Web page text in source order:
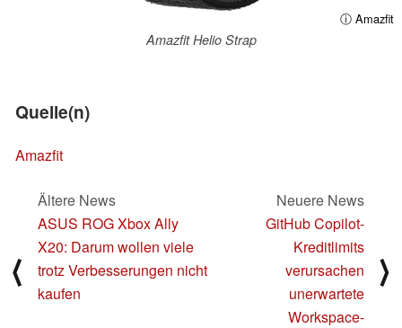
ⓘ Amazfit
Amazfit Helio Strap
Quelle(n)
Amazfit
⟨
Ältere News
ASUS ROG Xbox Ally
X20: Darum wollen viele
trotz Verbesserungen nicht
kaufen
Neuere News
GitHub Copilot-
Kreditlimits
verursachen
unerwartete
Workspace-
⟩